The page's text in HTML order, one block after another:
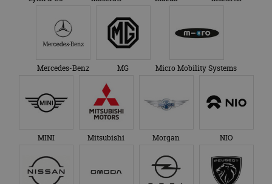
Mercedes-Benz MG Micro Mobility Systems
MINI Mitsubishi Morgan NIO